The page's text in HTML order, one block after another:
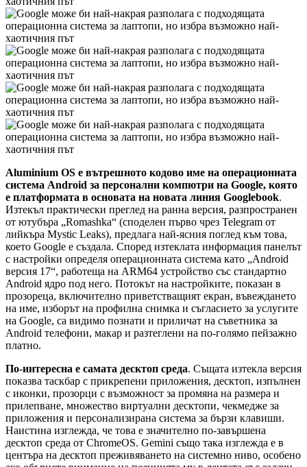
Aluminium OS е вътрешното кодово име на операционната
система Android за персонални компютри на Google, която
е платформата в основата на новата линия Googlebook.
Изтекъл практически преглед на ранна версия, разпространен
от ютубъра „Romashka“ (споделен първо чрез Telegram от
лийкъра Mystic Leaks), предлага най-ясния поглед към това,
което Google е създала. Според изтеклата информация панелът
с настройки определя операционната система като „Android
версия 17“, работеща на ARM64 устройство със стандартно
Android ядро под него. Потокът на настройките, показан в
прозореца, включително приветстващият екран, въвеждането
на име, изборът на профилна снимка и съгласието за услугите
на Google, са видимо познати и приличат на съветника за
Android телефони, макар и разтеглени на по-голямо пейзажно
платно.
По-интересна е самата десктоп среда. Същата изтекла версия
показва таскбар с прикрепени приложения, десктоп, изпълнен
с иконки, прозорци с възможност за промяна на размера и
прилепване, множество виртуални десктопи, чекмедже за
приложения и персонализирана система за бързи клавиши.
Наистина изглежда, че това е значително по-завършена
десктоп среда от ChromeOS. Gemini също така изглежда е в
центъра на десктоп преживяването на системно ниво, особено